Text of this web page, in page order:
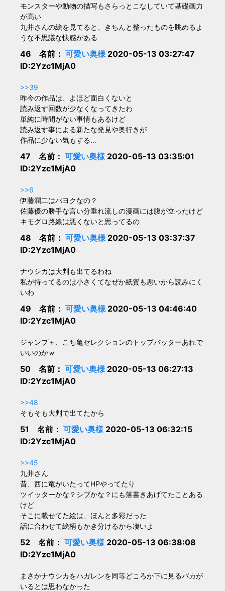
モンスターや動物の描写もさらっとこなしていて基礎画力
が高い
九井さんの絵を見てると、きちんと整ったものを眺めるよ
うな不思議な快感がある
46 名前： 可愛い奥様2020-05-13 03:27:47
ID:2Yzc1MjA0
>>39
昨今の作品は、よほど面白くないと
読み返す回数が少なくなってきたわ
単純に時間がない事情もあるけど
読み返す事による新たな発見や奥行きが
作品に少ない気もする…
47 名前： 可愛い奥様2020-05-13 03:35:01
ID:2Yzc1MjA0
>>6
伊藤潤二はパヨクなの？
佐藤優の勝手な言い分垂れ流しの漫画には腹が立ったけど
キモグロ路線は悪くないと思ってるの
48 名前： 可愛い奥様2020-05-13 03:37:37
ID:2Yzc1MjA0
ナウシカは大判も出てるわね
私が持ってるのは小さくてなぜか紙質も悪いから読みにく
いわ
49 名前： 可愛い奥様2020-05-13 04:46:40
ID:2Yzc1MjA0
ジャンプ＋、こち亀セレクションのトップバッターあれで
いいのかｗ
50 名前： 可愛い奥様2020-05-13 06:27:13
ID:2Yzc1MjA0
>>48
そもそも大判で出てたから
51 名前： 可愛い奥様2020-05-13 06:32:15
ID:2Yzc1MjA0
>>45
九井さん
昔、西に竜がいたってHPやってたり
ツイッターかな？シブかな？にも落書きあげてたことある
けど
そこに載せてた絵は、ほんと多彩だった
話に合わせて絵柄もかき分けるから凄いよ
52 名前： 可愛い奥様2020-05-13 06:38:08
ID:2Yzc1MjA0
まさかナウシカをハガレンを同等どころか下に見るバカが
いるとは思わなかった